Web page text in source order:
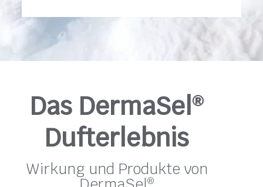
Das DermaSel®
Dufterlebnis
Wirkung und Produkte von
®